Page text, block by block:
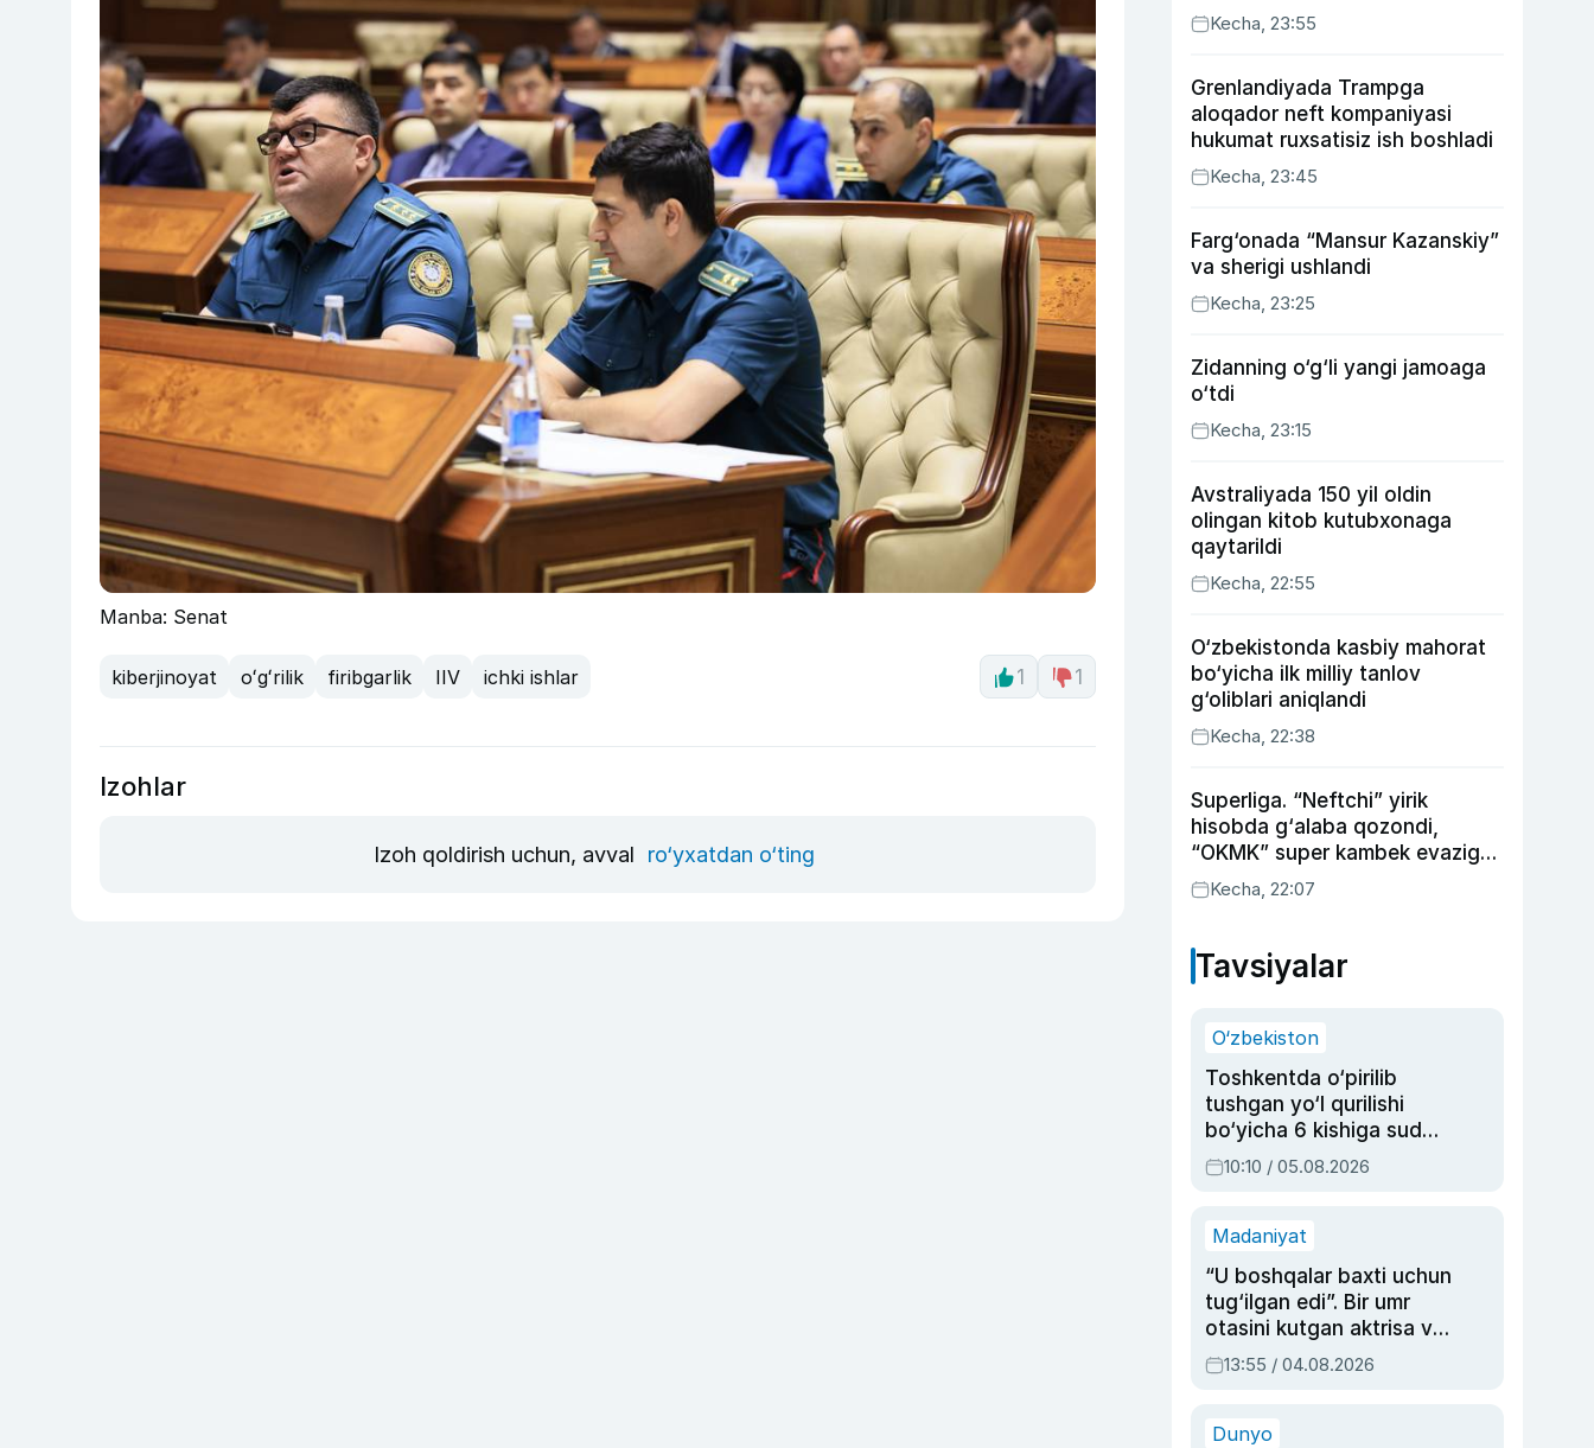
Manba: Senat
kiberjinoyat oʻgʻrilik firibgarlik IIV ichki ishlar 1 1
Izohlar
Izoh qoldirish uchun, avval ro‘yxatdan o‘ting
Kecha, 23:55
Grenlandiyada Trampga
aloqador neft kompaniyasi
hukumat ruxsatisiz ish boshladi
Kecha, 23:45
Farg‘onada “Mansur Kazanskiy”
va sherigi ushlandi
Kecha, 23:25
Zidanning o‘g‘li yangi jamoaga
o‘tdi
Kecha, 23:15
Avstraliyada 150 yil oldin
olingan kitob kutubxonaga
qaytarildi
Kecha, 22:55
O‘zbekistonda kasbiy mahorat
bo‘yicha ilk milliy tanlov
g‘oliblari aniqlandi
Kecha, 22:38
Superliga. “Neftchi” yirik
hisobda g‘alaba qozondi,
“OKMK” super kambek evaziga
“Bunyodkor”dan ustun keldi,
“Nasaf” durang qayd etdi
Kecha, 22:07
Tavsiyalar
O‘zbekiston
Toshkentda o‘pirilib
tushgan yo‘l qurilishi
bo‘yicha 6 kishiga sud
hukmi o‘qildi
10:10 / 05.08.2026
Madaniyat
“U boshqalar baxti uchun
tug‘ilgan edi”. Bir umr
otasini kutgan aktrisa va
dublyaj ustasi Rimma
Ahmedovaning
13:55 / 04.08.2026
Dunyo